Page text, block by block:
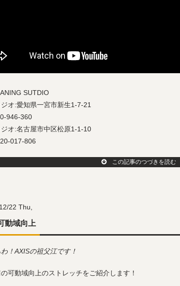
SUTDIO
オ:愛知県一宮市新生1-7-21
946-360
オ:名古屋市中区松原1-1-10
017-806
この記事のつづきを読む
22 Thu,
動域向上
！AXISの祖父江です！
可動域向上のストレッチをご紹介します！